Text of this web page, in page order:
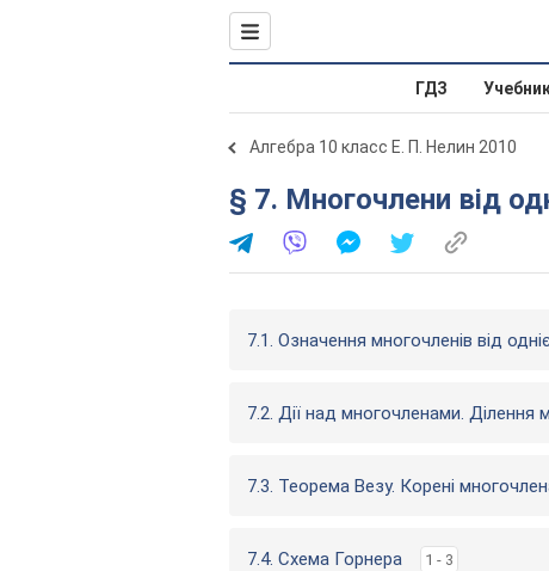
ГДЗ
Алгебра 10 класс Е. П. Нелин 2010
§ 7. Многочлени від
7.1. Означення многочленів від
7.2. Дії над многочленами.
7.3. Теорема Везу. Корені
7.4. Схема Горнера 1 - 3